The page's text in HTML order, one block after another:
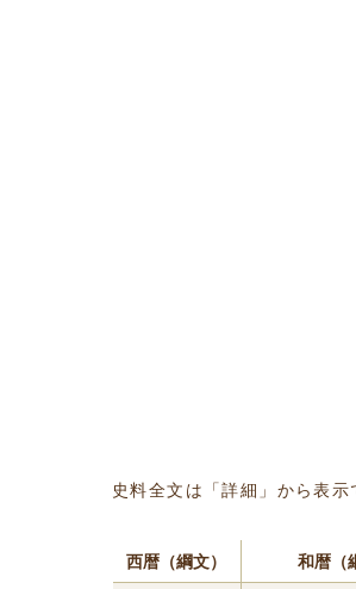
史料全文は「詳細」から表
西暦（綱文） 和暦（